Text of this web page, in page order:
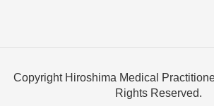
Copyright Hiroshima Medical
Rights Reserved.